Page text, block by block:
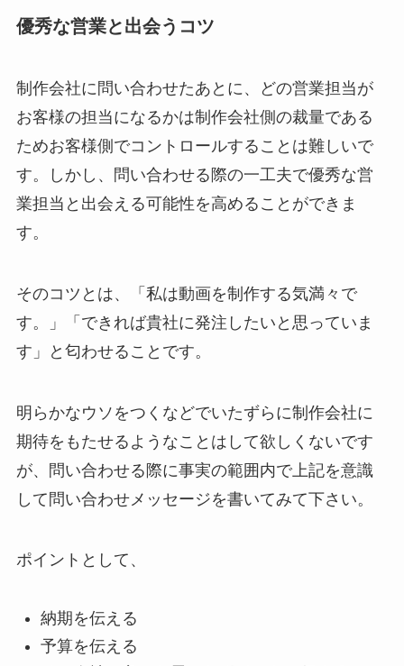
優秀な営業と出会うコツ
制作会社に問い合わせたあとに、どの営業担当が
お客様の担当になるかは制作会社側の裁量である
ためお客様側でコントロールすることは難しいで
す。しかし、問い合わせる際の一工夫で優秀な営
業担当と出会える可能性を高めることができま
す。
そのコツとは、「私は動画を制作する気満々で
す。」「できれば貴社に発注したいと思っていま
す」と匂わせることです。
明らかなウソをつくなどでいたずらに制作会社に
期待をもたせるようなことはして欲しくないです
が、問い合わせる際に事実の範囲内で上記を意識
して問い合わせメッセージを書いてみて下さい。
ポイントとして、
納期を伝える
予算を伝える